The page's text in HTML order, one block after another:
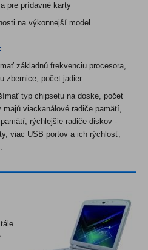
pre prídavné karty
na výkonnejší model
základnú frekvenciu procesora,
zbernice, počet jadier
typ chipsetu na doske, počet
viackanálové radiče pamätí,
rýchlejšie radiče diskov -
viac USB portov a ich rýchlosť,